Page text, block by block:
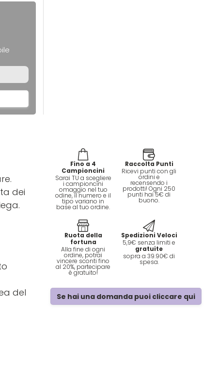
dei
del
Fino a 4
Campioncini
Sarai TU a scegliere
i campioncini
omaggio nel tuo
odine, il numero e il
tipo variano in
base al tuo ordine.
Raccolta Punti
Ricevi punti con gli
ordini e
recensendo i
prodotti! Ogni 250
punti hai 5€ di
buono.
Ruota della
fortuna
Alla fine di ogni
ordine, potrai
vincere sconti fino
al 20%, partecipare
è gratuito!
Spedizioni Veloci
5,9€ senza limiti e
gratuite
sopra a 39.90€ di
spesa.
Se hai una domanda puoi cliccare qui